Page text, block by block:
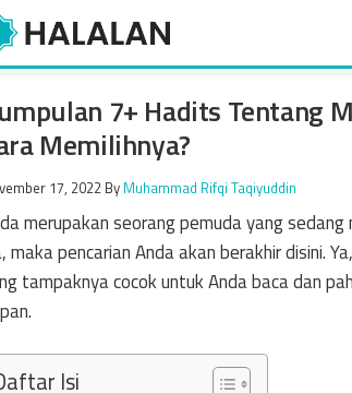
7+ Hadits Tentang
Memilihnya?
17, 2022By Muhammad Rifqi Taqiyuddin
merupakan seorang pemuda yang
maka pencarian Anda akan berakhir disini.
tampaknya cocok untuk Anda baca dan
Isi